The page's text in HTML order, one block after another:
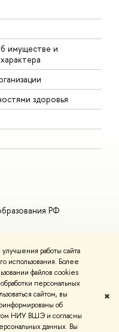
работы сайта
использования. Более
файлов cookies
персональных
сайтом, вы
об
НИУ ВШЭ и согласны
данных. Вы
✖
имуществе и
здоровья
РФ
Условия